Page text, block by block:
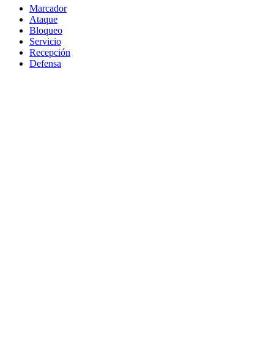
Marcador
Ataque
Bloqueo
Servicio
Recepción
Defensa